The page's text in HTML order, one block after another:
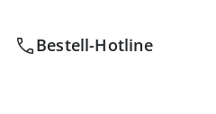
Bestell-Hotline